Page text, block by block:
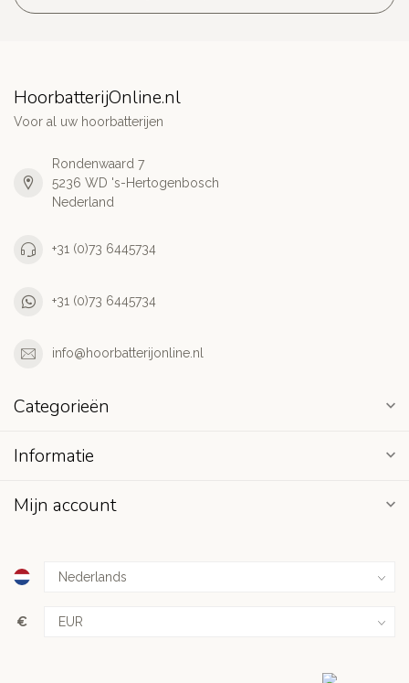
HoorbatterijOnline.nl
Voor al uw hoorbatterijen
Rondenwaard 7
5236 WD 's-Hertogenbosch
Nederland
+31 (0)73 6445734
+31 (0)73 6445734
info@hoorbatterijonline.nl
Categorieën
Informatie
Mijn account
€